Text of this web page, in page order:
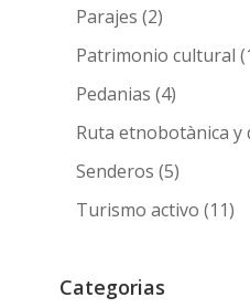
Parajes (2)
Patrimonio cultural
Pedanias (4)
Ruta etnobotànica
Senderos (5)
Turismo activo (11)
Categorias